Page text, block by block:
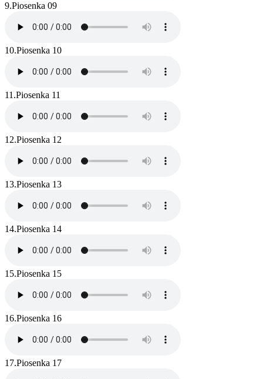
9.Piosenka 09
10.Piosenka 10
11.Piosenka 11
12.Piosenka 12
13.Piosenka 13
14.Piosenka 14
15.Piosenka 15
16.Piosenka 16
17.Piosenka 17